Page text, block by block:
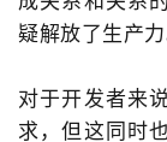
疑解放了生产力
对于开发者来
求，但这同时